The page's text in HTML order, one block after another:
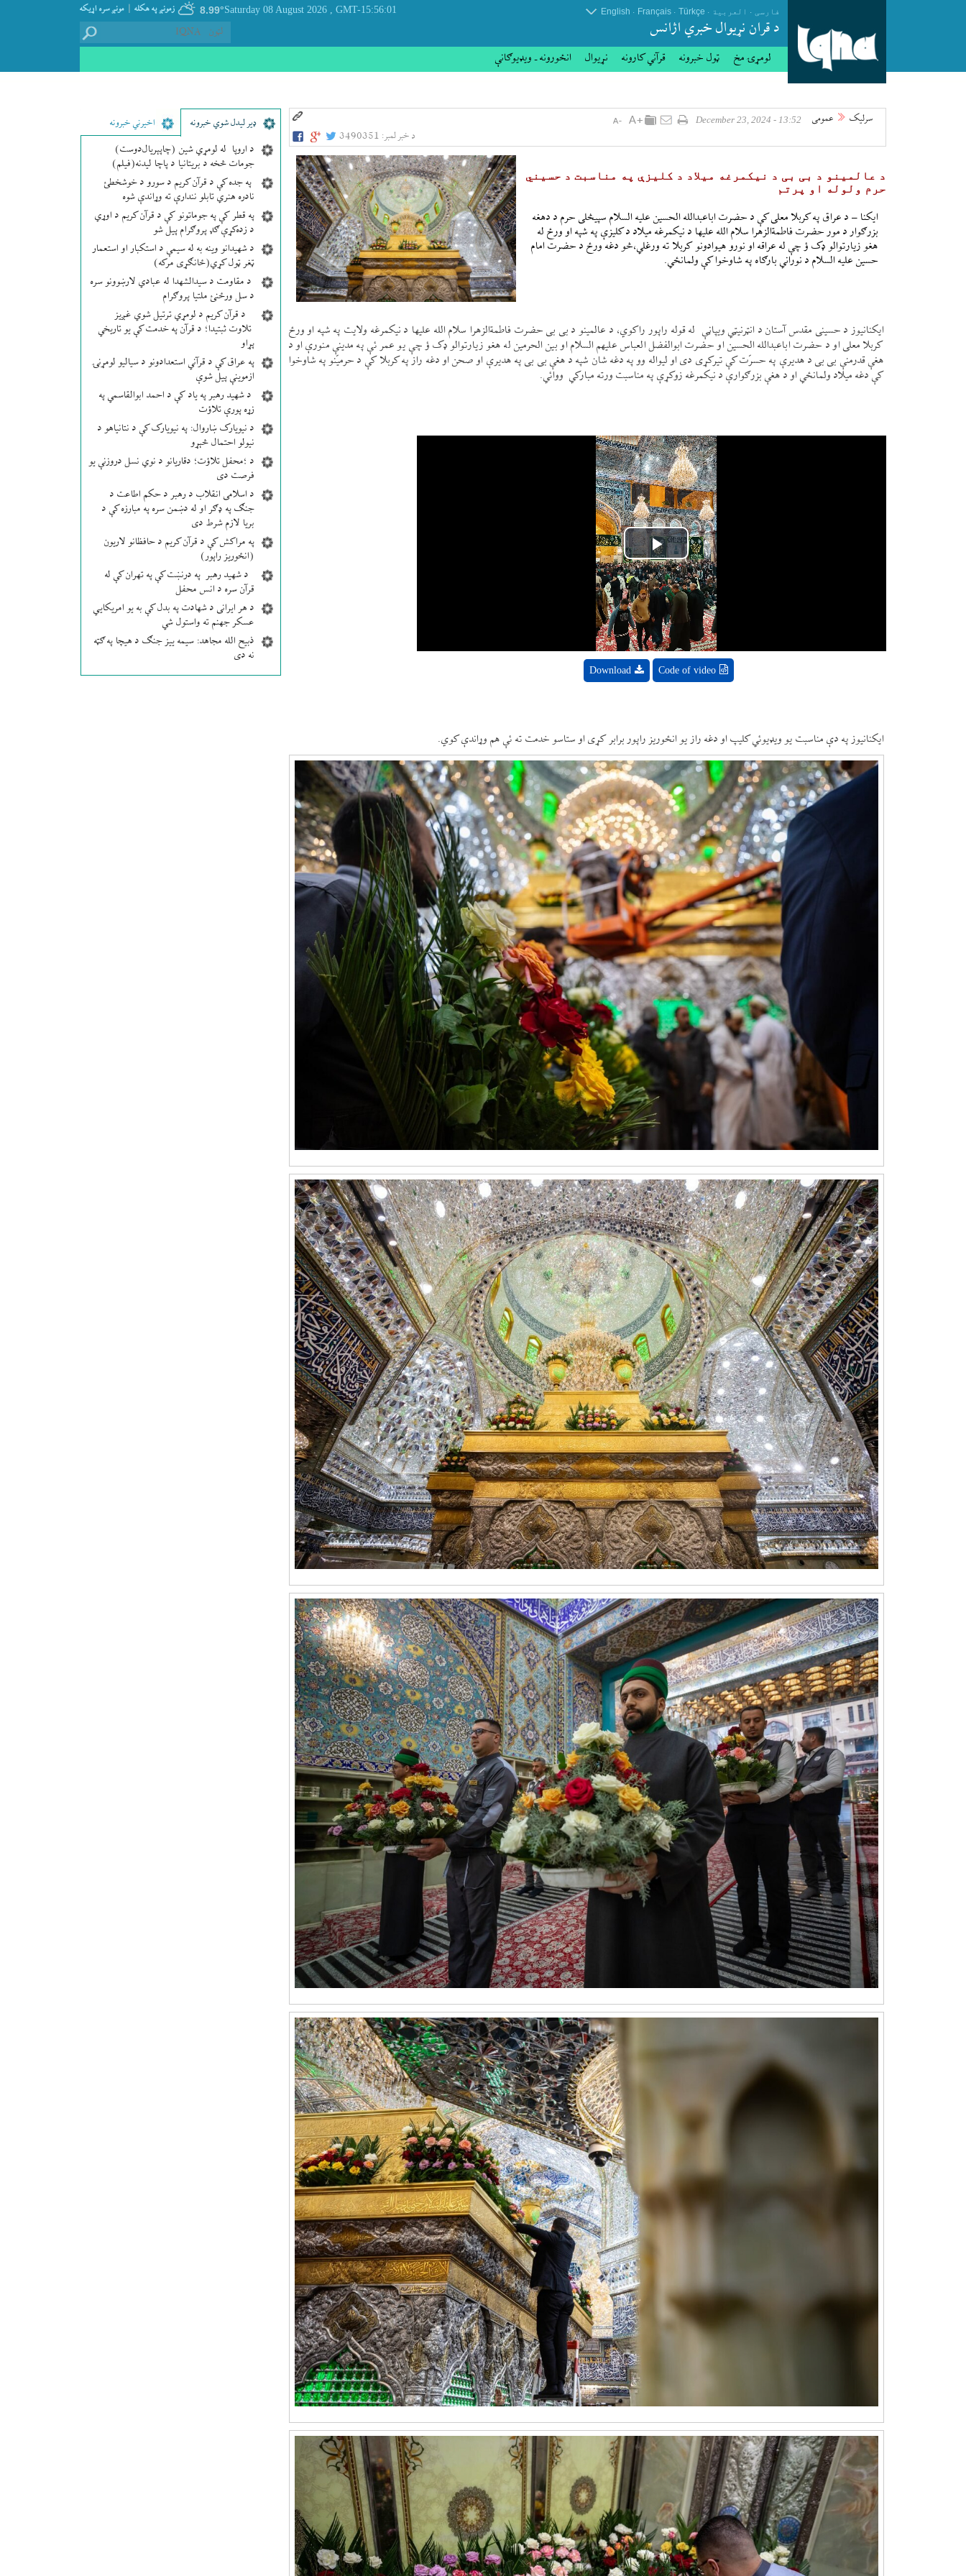
مونږ سره اړيکه | زمونږ په هکله 8.99° GMT-15:56:01
, Saturday 08 August 2026 فارسی . العربیة .
Türkçe
.
Français
.
English
د قران نړيوال خبري اژانس
لومړۍ مخ ټول خبرونه قرآني کارونه نړيوال انځورونه ـ ویډیوګانې
ډير لیدل شوي خبرونه اخیرني خبرونه
د اروپا له لومړي شین (چاپېریال‌دوست)
جومات څخه د بریتانیا د پاچا لیدنه(فیلم)
په جده کې د قرآن کریم د سورو د خوشخطئ
نادره هنري تابلو نندارې ته وړاندې شوه
په قطر کې په جوماتونو کې د قرآن کریم د اوړي
د زده‌کړې ګډ پروګرام پیل شو
د شهیدانو وینه به له سیمې د استکبار او استعمار
ټغر ټول کړي(ځانګړی مرکه)
د مقاومت د سیدالشهدا له عبادي لارښوونو سره
د سل ورځنئ ملتیا پروګرام
د قرآن کریم د لومړي ترتیل شوي غږیز
تلاوت ثبتیدا؛ د قرآن په خدمت کې یو تاریخي
پړاو
په عراق کې د قرآني استعدادونو د سیالیو لومړنۍ
ازموینې پیل شوې
د شهید رهبر په یاد کې د احمد ابوالقاسمي په
زړه پورې تلاؤت
د نیویارک ښاروال: په نیویارک کې د نتانیاهو د
نیولو احتمال څېړو
د ؛محفل تلاؤت؛ دقاریانو د نوي نسل دروزنې یو
فرصت دی
د اسلامی انقلاب د رهبر د حکم اطاعت د
جنګ په ډګر او له دښمن سره په مبارزه کې د
بریا لازم شرط دی
په مراکش کې د قرآن کریم د حافظانو لاریون
(انځوریز راپور)
د شهید رهبر په درنښت کې په تهران کې له
قرآن سره د انس محفل
د هر ایرانی د شهادت په بدل کې به یو امریکایي
عسکر جهنم ته واستول شي
ذبیح الله مجاهد: سیمه ییز جنګ د هیچا په ګټه
نه دی
سرلیک عمومی 13:52 - December 23, 2024
د خبر لمبر: 3490351
د عالمینو د بی بی د نیکمرغه میلاد د کلیزې په مناسبت د حسیني
حرم ولوله او پرتم
ایکنا – د عراق په کربلا معلی کې د حضرت اباعبدالله الحسین علیه السلام سپيڅلی حرم د دهغه
بزرګوار د مور حضرت فاطمةالزهرا سلام الله علیها د نیکمرغه میلاد د کلیزې په شپه او ورځ له
هغو زیارتوالو ډک ؤ چې له عراقه او نورو هیوادونو کربلا ته ورغلي،څو دغه ورځ د حضرت امام
حسین علیه السلام د نوراني بارګاه په شاوخوا کې ولمانځي.
ایکنانیوز د حسینی مقدس آستان د انټرنیټي ویپاڼې له قوله راپور راکوي، د عالمینو د بی بی حضرت فاطمةالزهرا سلام الله علیها د نیکمرغه ولایت په شپه او ورځ
کربلا معلی او د حضرت اباعبدالله الحسین او حضرت ابوالفضل العباس علیهم السلام او بین الحرمین له هغو زیارتوالو ډک ؤ چې یو عمر ئې په مدینې منورې او د
هغې قدرمنې بی بی د هدیرې په حسرّت کې تیرکړی دی او لیواله وو په دغه شان شپه د هغې بی بی په هدیرې او صحن او دغه راز په کربلا کې د حرمیّنو په شاوخوا
کې دغه میلاد ولمانځي او د هغې بزرګوارې د نیکمرغه زوکړې په مناسبت ورته مبارکي ووائي.
Play
Video
Code of video
Download
ایکنانیوز په دې مناسبت یو ویډیوئي کلیپ او دغه راز یو انځوریز راپور برابر کړی او ستاسو خدمت ته ئې هم وړاندې کوي.